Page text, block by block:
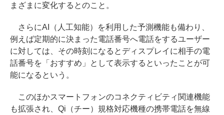
まざまに変化するとのこと。
さらにAI（人工知能）を利用した予測機能も備わり、
例えば定期的に決まった電話番号へ電話をするユーザー
に対しては、その時刻になるとディスプレイに相手の電
話番号を「おすすめ」として表示するといったことが可
能になるという。
このほかスマートフォンのコネクティビティ関連機能
も拡張され、Qi（チー）規格対応機種の携帯電話を無線